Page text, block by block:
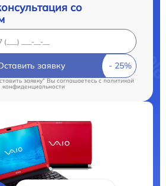
со
заявку
заявку" Вы соглашаетесь c политикой
конфиденциальности